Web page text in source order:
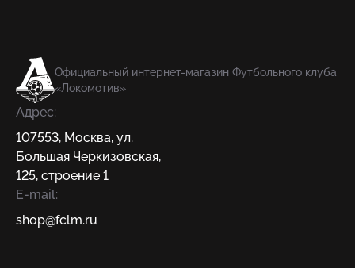
Официальный интернет-магазин Футбольного клуба
«Локомотив»
Адрес:
107553, Москва, ул.
Большая Черкизовская,
125, строение 1
E-mail:
shop@fсlm.ru